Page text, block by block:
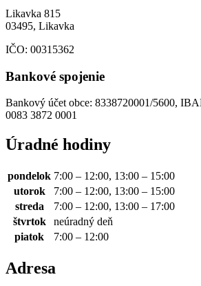
Likavka 815
03495, Likavka
IČO: 00315362
Bankové spojenie
Bankový účet obce: 8338720001/5600,
0083 3872 0001
Úradné hodiny
pondelok 7:00 – 12:00, 13:00 – 15:00
utorok
7:00 – 12:00, 13:00 – 15:00
streda
7:00 – 12:00, 13:00 – 17:00
štvrtok
neúradný deň
piatok
7:00 – 12:00
Adresa